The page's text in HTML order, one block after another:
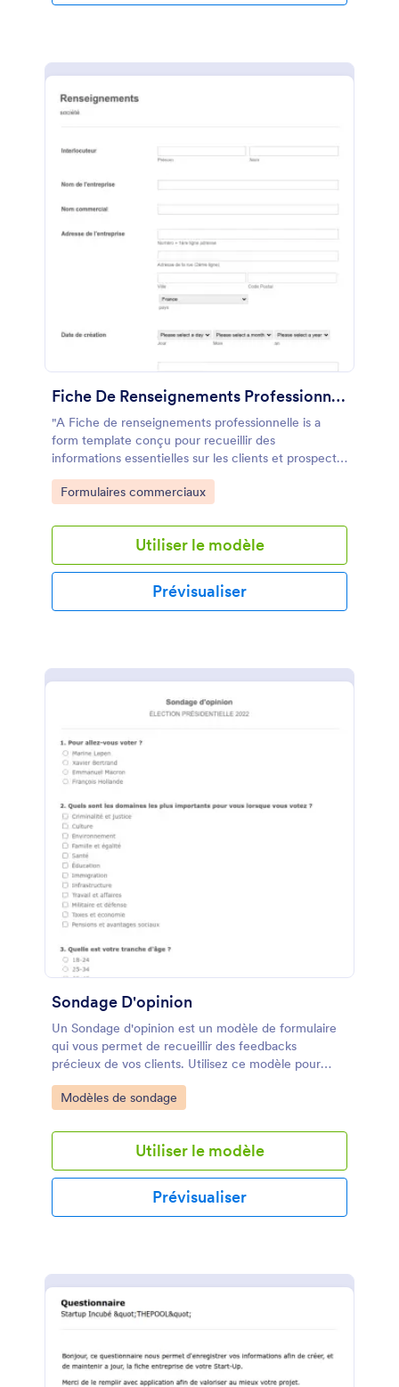
Fiche De Renseignements Professionnelle
"A Fiche de renseignements professionnelle is a
form template conçu pour recueillir des
informations essentielles sur les clients et prospects.
Ce modèle facilite la collecte des données et aide
les entreprises à personnaliser leurs
Go to Category:
Formulaires commerciaux
Utiliser le modèle
Prévisualiser
Sondage D'opinion
Un Sondage d'opinion est un modèle de formulaire
qui vous permet de recueillir des feedbacks
précieux de vos clients. Utilisez ce modèle pour
améliorer vos produits et services en un rien de
temps.
Go to Category:
Modèles de sondage
Utiliser le modèle
Prévisualiser